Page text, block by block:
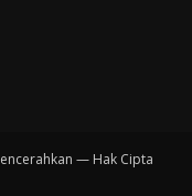
— Hak Cipta